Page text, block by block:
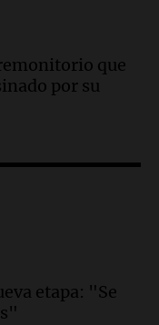
sobre el
que
por su
etapa: "Se